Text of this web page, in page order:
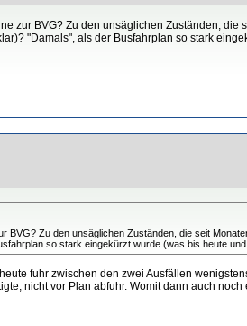
zur BVG? Zu den unsäglichen Zuständen,
"Damals", als der Busfahrplan so stark
BVG? Zu den unsäglichen Zuständen, die seit
so stark eingekürzt wurde (was bis heute
fuhr zwischen den zwei Ausfällen
nicht vor Plan abfuhr. Womit dann auch